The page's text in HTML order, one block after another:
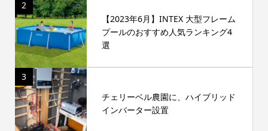
2
【2023年6月】INTEX 大型フレーム
プールのおすすめ人気ランキング4
選
3
チェリーベル農園に、ハイブリッド
インバーター設置